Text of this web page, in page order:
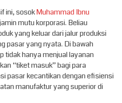
ini, sosokMuhammad Ibnu
mutu korporasi. Beliau
yang keluar dari jalur produksi
pasar yang nyata. Di bawah
tidak hanya menjual layanan
“tiket masuk” bagi para
pasar kecantikan dengan efisiensi
manufaktur yang superior di